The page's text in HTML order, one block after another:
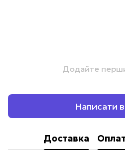
Додайте
Написати
Доставка